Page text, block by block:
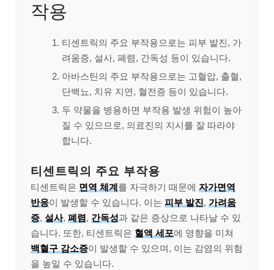
작용
티센트릭의 주요 부작용으로는 피부 발진, 가
려움증, 설사, 폐렴, 간독성 등이 있습니다.
아바스틴의 주요 부작용으로는 고혈압, 출혈,
단백뇨, 치유 지연, 혈전증 등이 있습니다.
두 약물을 병용하면 부작용 발생 위험이 높아
질 수 있으므로, 의료진의 지시를 잘 따라야
합니다.
티센트릭의 주요 부작용
티센트릭은 면역 체계를 자극하기 때문에 자가면역
반응이 발생할 수 있습니다. 이는 피부 발진, 가려움
증, 설사, 폐렴, 간독성과 같은 증상으로 나타날 수 있
습니다. 또한, 티센트릭은 혈액 세포에 영향을 미쳐
백혈구 감소증이 발생할 수 있으며, 이는 감염의 위험
을 높일 수 있습니다.